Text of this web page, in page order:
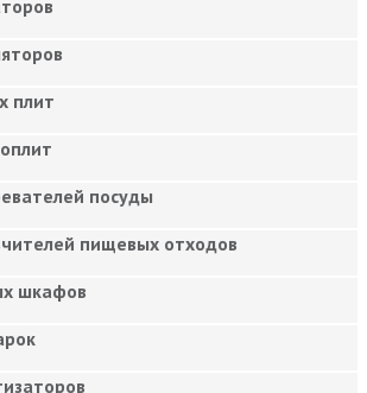
плит
посуды
пищевых отходов
шкафов